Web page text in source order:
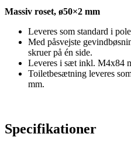
Massiv roset, ø50×2 mm
Leveres som standard i
Med påsvejste
skruer på én side.
Leveres i sæt inkl. M4x84
Toiletbesætning leveres
mm.
Specifikationer